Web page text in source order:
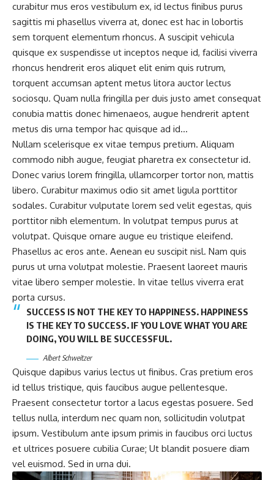
curabitur mus eros vestibulum ex, id lectus finibus purus
sagittis mi phasellus viverra at, donec est hac in lobortis
sem torquent elementum rhoncus. A suscipit vehicula
quisque ex suspendisse ut inceptos neque id, facilisi viverra
rhoncus hendrerit eros aliquet elit enim quis rutrum,
torquent accumsan aptent metus litora auctor lectus
sociosqu. Quam nulla fringilla per duis justo amet consequat
conubia mattis donec himenaeos, augue hendrerit aptent
metus dis urna tempor hac quisque ad id…
Nullam scelerisque ex vitae tempus pretium. Aliquam
commodo nibh augue, feugiat pharetra ex consectetur id.
Donec varius lorem fringilla, ullamcorper tortor non, mattis
libero. Curabitur maximus odio sit amet ligula porttitor
sodales. Curabitur vulputate lorem sed velit egestas, quis
porttitor nibh elementum. In volutpat tempus purus at
volutpat. Quisque ornare augue eu tristique eleifend.
Phasellus ac eros ante. Aenean eu suscipit nisl. Nam quis
purus ut urna volutpat molestie. Praesent laoreet mauris
vitae libero semper molestie. In vitae tellus viverra erat
porta cursus.
SUCCESS IS NOT THE KEY TO HAPPINESS. HAPPINESS
IS THE KEY TO SUCCESS. IF YOU LOVE WHAT YOU ARE
DOING, YOU WILL BE SUCCESSFUL.
Albert Schweitzer
Quisque dapibus varius lectus ut finibus. Cras pretium eros
id tellus tristique, quis faucibus augue pellentesque.
Praesent consectetur tortor a lacus egestas posuere. Sed
tellus nulla, interdum nec quam non, sollicitudin volutpat
ipsum. Vestibulum ante ipsum primis in faucibus orci luctus
et ultrices posuere cubilia Curae; Ut blandit posuere diam
vel euismod. Sed in urna dui.